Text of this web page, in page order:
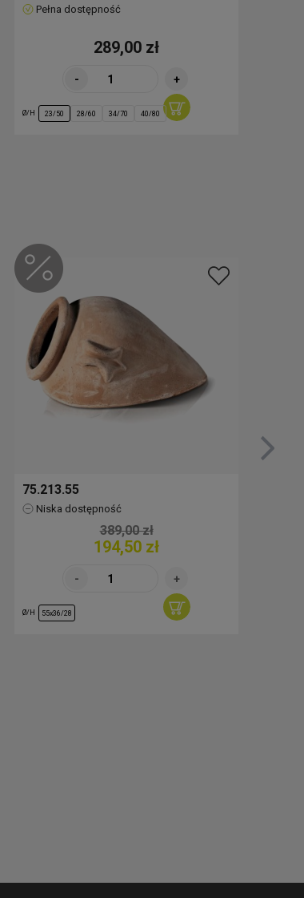
Pełna dostępność
289,00 zł
- +
Ø/H 23/50 28/60 34/70 40/80
75.213.55
Niska dostępność
389,00 zł
194,50 zł
Ø/H 55x36/28